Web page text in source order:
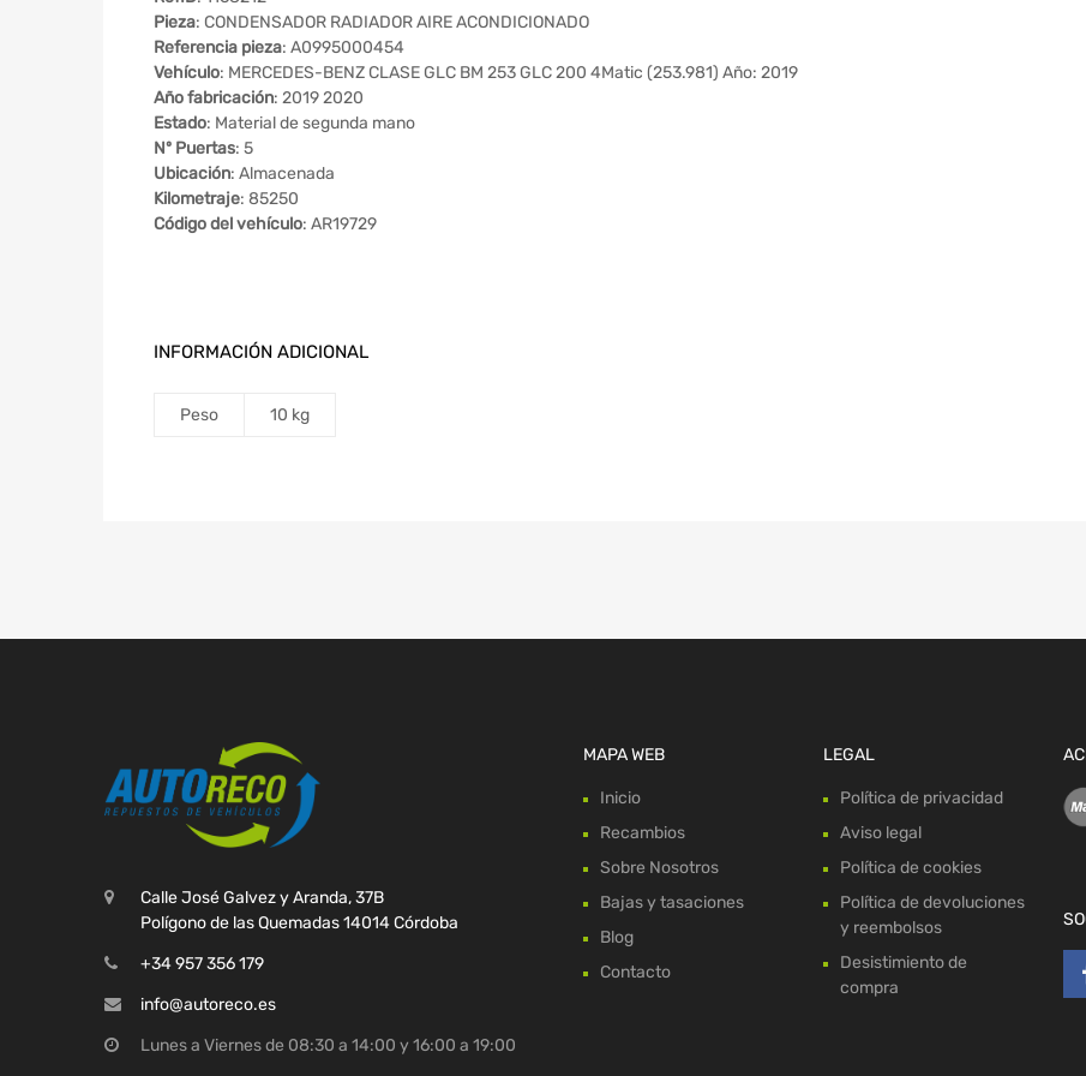
Pieza: CONDENSADOR RADIADOR AIRE ACONDICIONADO
Referencia pieza: A0995000454
Vehículo: MERCEDES-BENZ CLASE GLC BM 253 GLC 200 4Matic (253.981) Año: 2019
Año fabricación: 2019 2020
Estado: Material de segunda mano
Nº Puertas: 5
Ubicación: Almacenada
Kilometraje: 85250
Código del vehículo: AR19729
INFORMACIÓN ADICIONAL
Peso 10 kg
Calle José Galvez y Aranda, 37B
Polígono de las Quemadas 14014 Córdoba
+34 957 356 179
info@autoreco.es
Lunes a Viernes de 08:30 a 14:00 y 16:00 a 19:00
MAPA WEB
Inicio
Recambios
Sobre Nosotros
Bajas y tasaciones
Blog
Contacto
LEGAL
Política de privacidad
Aviso legal
Política de cookies
Política de devoluciones
y reembolsos
Desistimiento de
compra